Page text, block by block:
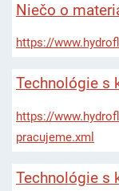
Niečo o
https://
Technológie s
https://
pracujeme.xml
Technológie s